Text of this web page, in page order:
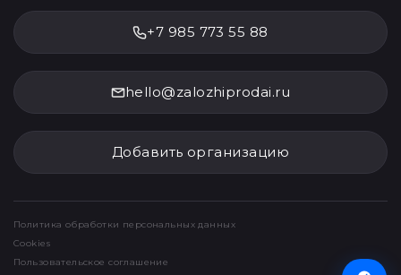
+7 985 773 55 88
hello@zalozhiprodai.ru
Добавить организацию
Политика обработки персональных данных
Cookies
Пользовательское соглашение